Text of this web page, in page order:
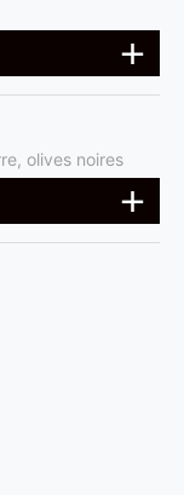
olives noires